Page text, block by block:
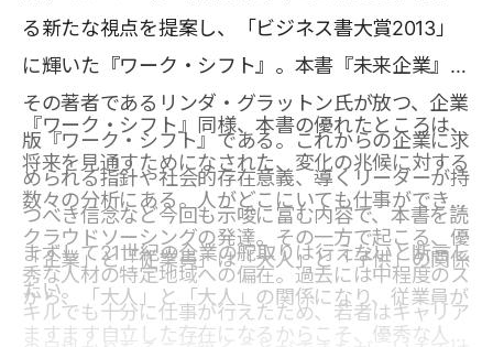
る新たな視点を提案し、「ビジネス書大賞2013」
に輝いた『ワーク・シフト』。本書『未来企業』は
その著者であるリンダ・グラットン氏が放つ、企業
版『ワーク・シフト』である。これからの企業に求
められる指針や社会的存在意義、導くリーダーが持
つべき信念など今回も示唆に富む内容で、本書を読
まずして21世紀の企業の舵取りは行えないと断言し
たい。
『ワーク・シフト』同様、本書の優れたところは、
将来を見通すためになされた、変化の兆候に対する
数々の分析にある。人がどこにいても仕事ができる
クラウドソーシングの発達。その一方で起こる、優
秀な人材の特定地域への偏在。過去には中程度のス
キルでも十分に仕事が行えたため、若者はキャリア
「企業」と「従業員」は「大人」と「子供」の関係
から、「大人」と「大人」の関係になり、従業員が
ますます自立した存在になるからこそ、優秀な人材